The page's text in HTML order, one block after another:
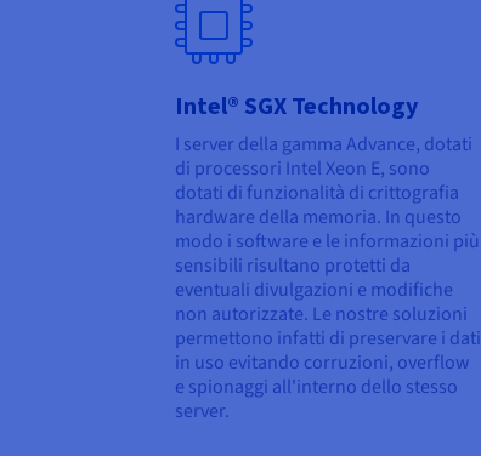
Intel® SGX Technology
I server della gamma Advance, dotati
di processori Intel Xeon E, sono
dotati di funzionalità di crittografia
hardware della memoria. In questo
modo i software e le informazioni più
sensibili risultano protetti da
eventuali divulgazioni e modifiche
non autorizzate. Le nostre soluzioni
permettono infatti di preservare i dati
in uso evitando corruzioni, overflow
e spionaggi all'interno dello stesso
server.